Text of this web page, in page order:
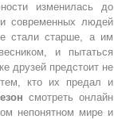
изменилась до
современных людей
стали старше, а им
и пытаться
друзей предстоит не
тем, кто их предал и
смотреть онлайн
непонятном мире и